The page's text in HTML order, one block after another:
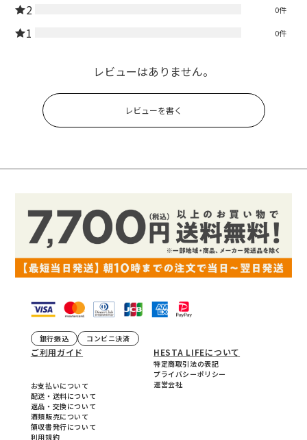
2 0件
1 0件
レビューはありません。
レビューを書く
銀行振込 コンビニ決済
ご利用ガイド
お支払いについて
配送・送料について
返品・交換について
酒類販売について
領収書発行について
利用規約
HESTA LIFEについて
特定商取引法の表記
プライバシーポリシー
運営会社